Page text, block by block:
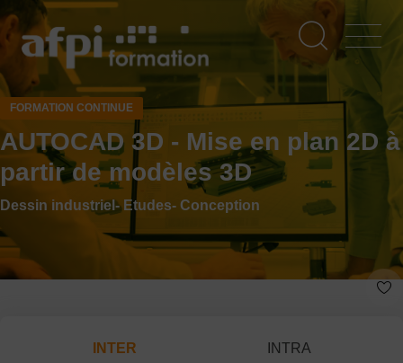
au
contenu
principal
FORMATION CONTINUE
AUTOCAD 3D - Mise en plan 2D à
partir de modèles 3D
Dessin industriel- Etudes- Conception
INTER INTRA